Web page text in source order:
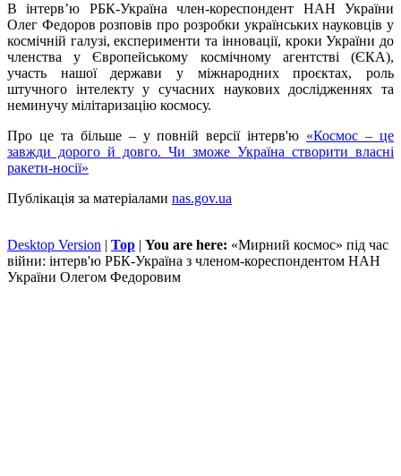
В інтерв’ю РБК-Україна член-кореспондент НАН України
Олег Федоров розповів про розробки українських науковців у
космічній галузі, експерименти та інновації, кроки України до
членства у Європейському космічному агентстві (ЄКА),
участь нашої держави у міжнародних проєктах, роль
штучного інтелекту у сучасних наукових дослідженнях та
неминучу мілітаризацію космосу.
Про це та більше – у повній версії інтерв'ю «Космос – це
завжди дорого й довго. Чи зможе Україна створити власні
ракети-носії»
Публікація за матеріалами nas.gov.ua
Desktop Version | Top | You are here: «Мирний космос» під час
війни: інтерв'ю РБК-Україна з членом-кореспондентом НАН
України Олегом Федоровим